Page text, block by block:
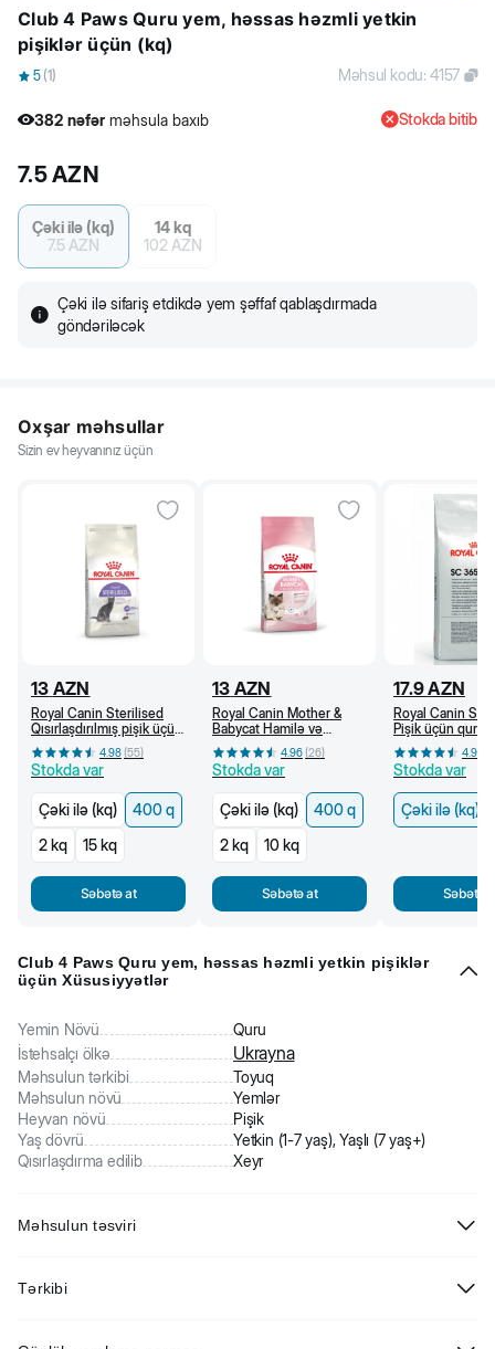
Club 4 Paws Quru yem, həssas həzmli yetkin
pişiklər üçün (kq)
5 (1) Məhsul kodu:4157
382 nəfər məhsula baxıb
382 nəfər
Stokda bitib
7.5AZN
Çəki ilə (kq)
7.5 AZN
14 kq
102 AZN
Çəki ilə sifariş etdikdə yem şəffaf qablaşdırmada
göndəriləcək
Oxşar məhsullar
Sizin ev heyvanınız üçün
13 AZN
Royal Canin Sterilised
Qısırlaşdırılmış pişik üçün
quru yem, 1 yaşdan, 400
q
4.98(55)
Stokda var
Çəki ilə (kq)
400 q
2 kq
15 kq
Səbətə at
13 AZN
Royal Canin Mother &
Babycat Hamilə və
südverən pişik və bala
pişik üçün quru yem (400
q)
4.96(26)
Stokda var
Çəki ilə (kq)
400 q
2 kq
10 kq
Səbətə at
17.9AZN
Royal Canin
Pişik üçün quru
yaşdan (kq) 4.96
Stokda var
Çəki ilə (kq)
Səbətə
Club 4 Paws Quru yem, həssas həzmli yetkin pişiklər
üçün Xüsusiyyətlər
Yemin Növü
Quru
İstehsalçı ölkə
Ukrayna
Məhsulun tərkibi
Toyuq
Məhsulun növü
Yemlər
Heyvan növü
Pişik
Yaş dövrü
Yetkin (1-7 yaş), Yaşlı (7 yaş+)
Qısırlaşdırma edilib
Xeyr
Məhsulun təsviri
həmçinin bağırsaqdakı mikrofloranın tarazlığını təmin edən Probiotik
Tərkibi